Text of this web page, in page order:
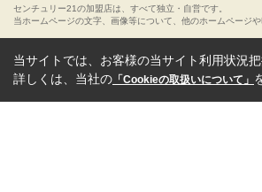
センチュリー21の加盟店は、すべて独立・自営です。
当ホームページの文字、画像等について、他のホームページ
当サイトでは、お客様の当サイト利用状況
詳しくは、当社の 「Cookieの取扱いについて」